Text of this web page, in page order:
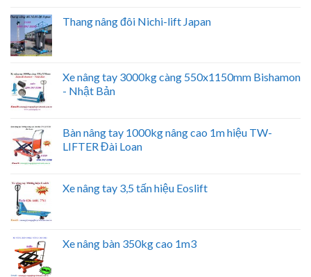
Thang nâng đôi Nichi-lift Japan
Xe nâng tay 3000kg càng 550x1150mm Bishamon
- Nhật Bản
Bàn nâng tay 1000kg nâng cao 1m hiệu TW-
LIFTER Đài Loan
Xe nâng tay 3,5 tấn hiệu Eoslift
Xe nâng bàn 350kg cao 1m3